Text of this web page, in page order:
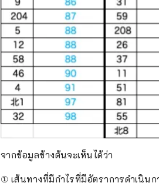
จากข้อมูลข้างต้นจะเห็นได้ว่า
① เส้นทางที่มีกำไรที่มีอัตราการดำเนิน